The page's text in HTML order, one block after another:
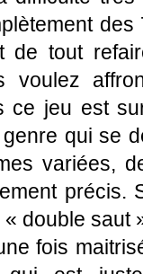
de tout
voulez
ce jeu est
qui se
variées,
précis.
double saut
fois